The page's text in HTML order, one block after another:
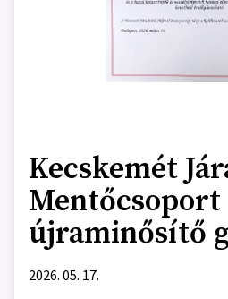
Kecskemét
újraminősítő
2026. 05. 17.